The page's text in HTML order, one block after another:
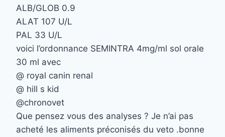
ALB/GLOB 0.9
ALAT 107 U/L
PAL 33 U/L
voici l’ordonnance SEMINTRA 4mg/ml sol orale
30 ml avec
@ royal canin renal
@ hill s kid
@chronovet
Que pensez vous des analyses ? Je n’ai pas
acheté les aliments préconisés du veto .bonne